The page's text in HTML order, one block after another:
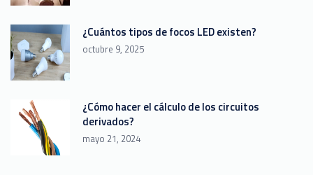
¿Cuántos tipos de focos LED existen?
octubre 9, 2025
¿Cómo hacer el cálculo de los circuitos
derivados?
mayo 21, 2024